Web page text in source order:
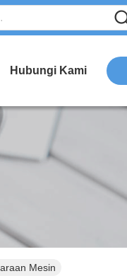
Hubungi Kami
Mesin